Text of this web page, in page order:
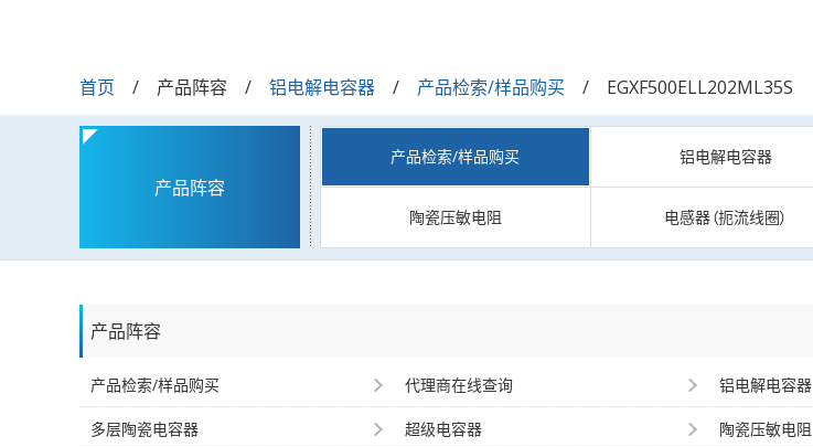
首页 产品阵容 铝电解电容器 产品检索/样品购买 EGXF500ELL202ML35S
产品阵容
产品检索/样品购买 铝电解电容器
陶瓷压敏电阻 电感器（扼流线圈）
产品阵容
产品检索/样品购买 代理商在线查询 铝电解电容器
多层陶瓷电容器 超级电容器 陶瓷压敏电阻